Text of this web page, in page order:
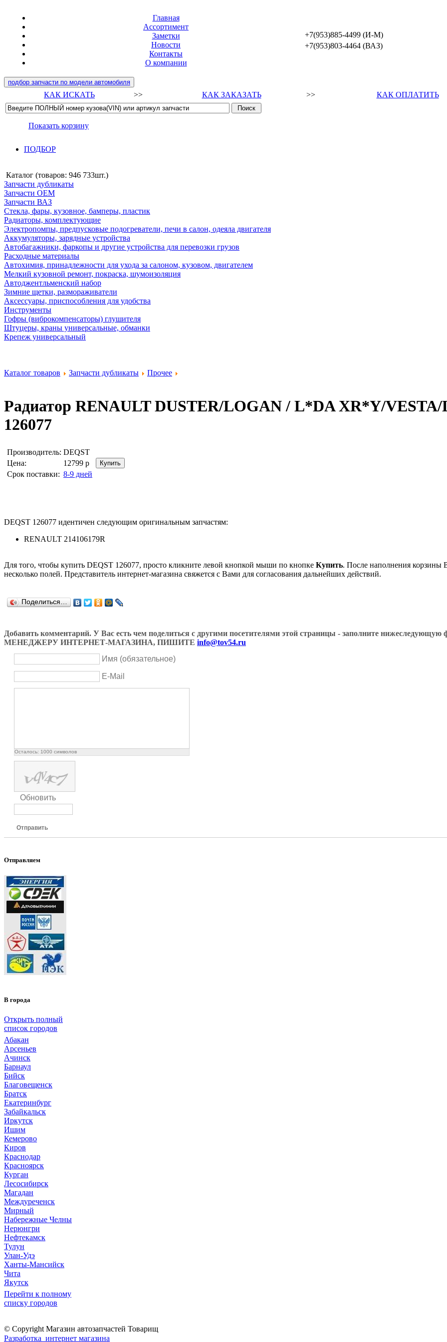
Главная
Ассортимент
Заметки
Новости
Контакты
О компании
+7(953)885-4499 (И-М)
+7(953)803-4464 (ВАЗ)
подбор запчасти по модели автомобиля
КАК ИСКАТЬ >> КАК ЗАКАЗАТЬ >> КАК ОПЛАТИТЬ
Показать корзину
ПОДБОР
Каталог (товаров: 946 733шт.)
Запчасти дубликаты
Запчасти ОЕМ
Запчасти ВАЗ
Стекла, фары, кузовное, бамперы, пластик
Радиаторы, комплектующие
Электропомпы, предпусковые подогреватели, печи в салон, одеяла двигателя
Аккумуляторы, зарядные устройства
Автобагажники, фаркопы и другие устройства для перевозки грузов
Расходные материалы
Автохимия, принадлежности для ухода за салоном, кузовом, двигателем
Мелкий кузовной ремонт, покраска, шумоизоляция
Автоджентльменский набор
Зимние щетки, размораживатели
Аксессуары, приспособления для удобства
Инструменты
Гофры (виброкомпенсаторы) глушителя
Штуцеры, краны универсальные, обманки
Крепеж универсальный
Каталог товаров Запчасти дубликаты Прочее
Радиатор RENAULT DUSTER/LOGAN / L*DA XR*Y/VESTA/
126077
Производитель: DEQST
Цена:
12799 р
Срок поставки: 8-9 дней
DEQST 126077 идентичен следующим оригинальным запчастям:
RENAULT 214106179R
Для того, чтобы купить DEQST 126077, просто кликните левой кнопкой мыши по кнопке Купить. После наполнения корзины
несколько полей. Представитель интернет-магазина свяжется с Вами для согласования дальнейших действий.
Поделиться…
Добавить комментарий. У Вас есть чем поделиться с другими посетителями этой страницы - заполните
МЕНЕДЖЕРУ ИНТЕРНЕТ-МАГАЗИНА, ПИШИТЕ info@tov54.ru
Имя (обязательное)
E-Mail
Осталось: 1000 символов
Обновить
Отправить
Отправляем
В города
Открыть полный
список городов
Абакан
Арсеньев
Ачинск
Барнаул
Бийск
Благовещенск
Братск
Екатеринбург
Забайкальск
Иркутск
Ишим
Кемерово
Киров
Краснодар
Красноярск
Курган
Лесосибирск
Магадан
Междуреченск
Мирный
Набережные Челны
Нерюнгри
Нефтекамск
Тулун
Улан-Удэ
Ханты-Мансийск
Чита
Якутск
Перейти к полному
списку городов
© Copyright Магазин автозапчастей Товарищ
Разработка интернет магазина